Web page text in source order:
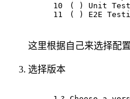
10
11
( ) Unit
( ) E2E
这里根据自己来选择配置
选择版本